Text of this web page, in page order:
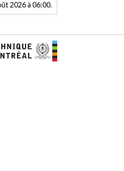
2026 à 06:00.